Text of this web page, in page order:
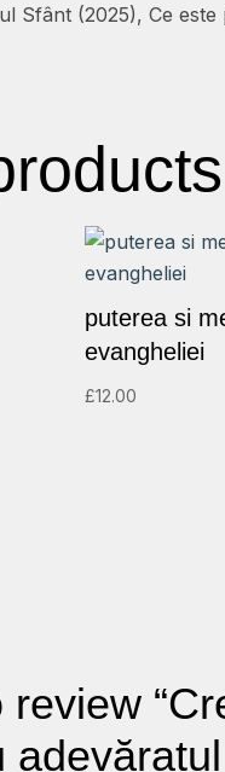
Sfânt (2025), Ce este
puterea si
evangheliei
£12.00
review